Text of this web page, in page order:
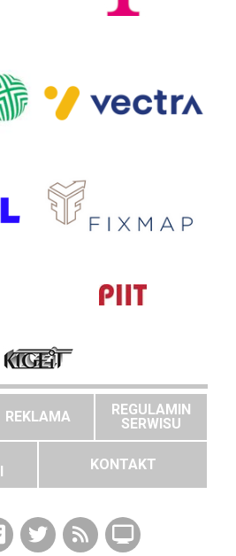
REKLAMA
REGULAMIN
SERWISU
KONTAKT